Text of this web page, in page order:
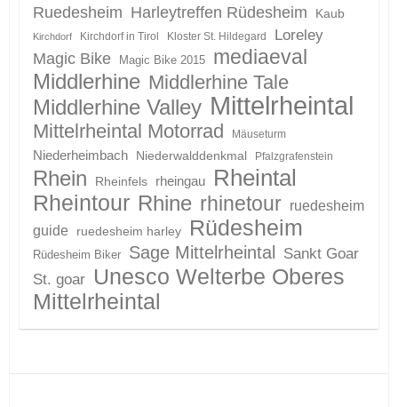
Ruedesheim Harleytreffen Rüdesheim Kaub
Kirchdorf Kirchdorf in Tirol Kloster St. Hildegard Loreley
Magic Bike Magic Bike 2015 mediaeval
Middlerhine Middlerhine Tale
Middlerhine Valley Mittelrheintal
Mittelrheintal Motorrad Mäuseturm
Niederheimbach Niederwalddenkmal Pfalzgrafenstein
Rhein Rheinfels rheingau
Rheintal
Rheintour Rhine rhinetour ruedesheim
guide
ruedesheim harley Rüdesheim
Rüdesheim Biker Sage Mittelrheintal Sankt Goar
St. goar Unesco Welterbe Oberes
Mittelrheintal